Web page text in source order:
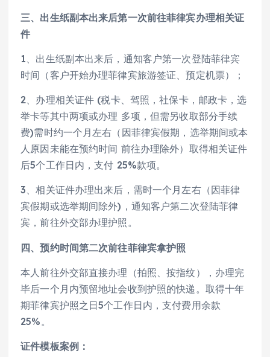
三、出生纸副本出来后第一次前往菲律宾办理相关证
件
1、出生纸副本出来后，通知客户第一次登陆菲律宾
时间（客户开始办理菲律宾旅游签证、预定机票）；
2、办理相关证件 (税卡、驾照，社保卡，邮政卡，选
举卡等其中两项或办理 多项，但需另收取部分手续
费)需时约一个月左右（因菲律宾假期，选举期间或本
人原因未能在预约时间 前往办理除外）取得相关证件
后5个工作日内，支付 25%款项。
3、相关证件办理出来后，需时一个月左右（因菲律
宾假期或选举期间除外)，通知客户第二次登陆菲律
宾，前往外交部办理护照。
四、预约时间第二次前往菲律宾拿护照
本人前往外交部直接办理（拍照、按指纹），办理完
毕后一个月内预留地址会收到护照的快递。取得十年
期菲律宾护照之日5个工作日内，支付费用余款
25%。
证件模板案例：